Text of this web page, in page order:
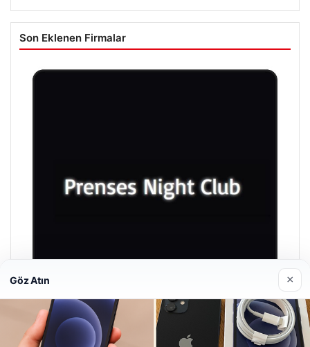
Son Eklenen Firmalar
Prenses Night Club
Göz Atın ×